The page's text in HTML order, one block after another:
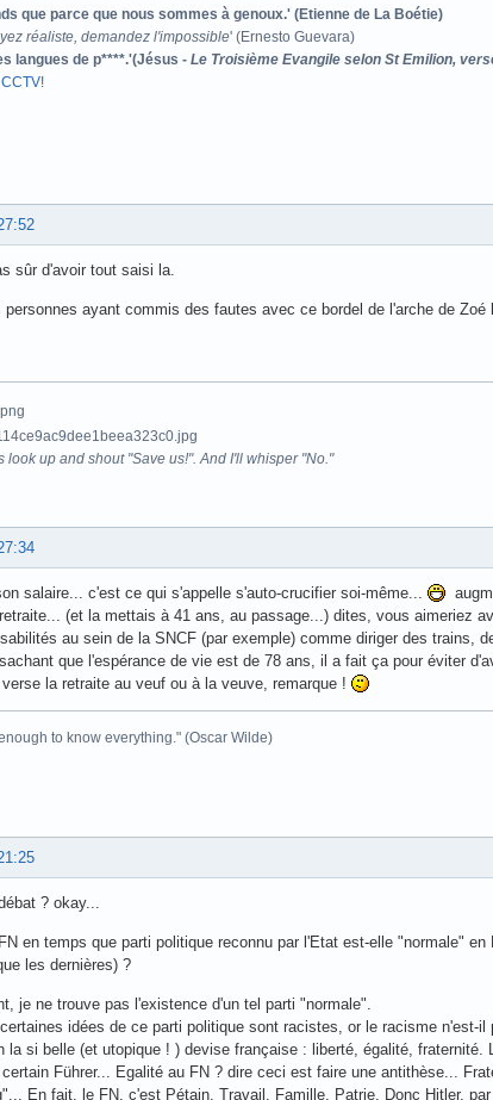
que parce que nous sommes à genoux.' (Etienne de La Boétie)
réaliste, demandez l'impossible' (Ernesto Guevara)
langues de p****.'(Jésus - Le Troisième Evangile selon St Emilion,
sûr d'avoir tout saisi la.
personnes ayant commis des fautes avec ce bordel de l'arche de
look up and shout "Save us!". And I'll whisper "No."
salaire... c'est ce qui s'appelle s'auto-crucifier soi-même...
(et la mettais à 41 ans, au passage...) dites, vous aimeriez
au sein de la SNCF (par exemple) comme diriger des trains,
que l'espérance de vie est de 78 ans, il a fait ça pour éviter
la retraite au veuf ou à la veuve, remarque !
to know everything." (Oscar Wilde)
? okay...
en temps que parti politique reconnu par l'Etat est-elle "normale"
les dernières) ?
je ne trouve pas l'existence d'un tel parti "normale".
idées de ce parti politique sont racistes, or le racisme n'est-
la si belle (et utopique ! ) devise française : liberté, égalité,
certain Führer... Egalité au FN ? dire ceci est faire une antithèse...
En fait, le FN, c'est Pétain. Travail, Famille, Patrie. Donc Hitler,